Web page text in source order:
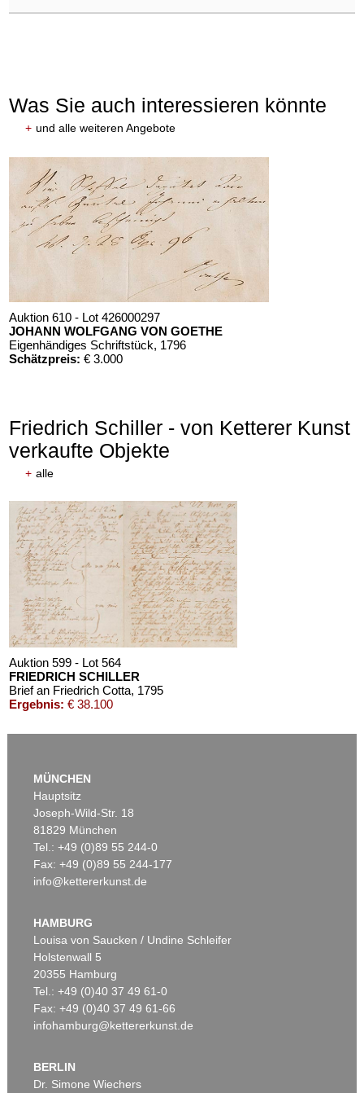
Was Sie auch interessieren könnte
+ und alle weiteren Angebote
Auktion 610 - Lot 426000297
JOHANN WOLFGANG VON GOETHE
Eigenhändiges Schriftstück, 1796
Schätzpreis: € 3.000
Auktion 610 - Lot 426000325
J. GOETHE
Faust, 1924
Schätzpreis:
€ 1.500
Auktion 610 - Lot 426000361
KARL MARX
Schätzpreis:
Friedrich Schiller - von Ketterer Kunst
verkaufte Objekte
+ alle
Auktion 599 - Lot 564
FRIEDRICH SCHILLER
Brief an Friedrich Cotta, 1795
Ergebnis: € 38.100
Auktion 569 - Lot 44
Ergebnis:€ 31.250
MÜNCHEN
Hauptsitz
Joseph-Wild-Str. 18
81829 München
Tel.: +49 (0)89 55 244-0
Fax: +49 (0)89 55 244-177
info@kettererkunst.de
HAMBURG
Louisa von Saucken / Undine Schleifer
Holstenwall 5
20355 Hamburg
Tel.: +49 (0)40 37 49 61-0
Fax: +49 (0)40 37 49 61-66
infohamburg@kettererkunst.de
BERLIN
Dr. Simone Wiechers